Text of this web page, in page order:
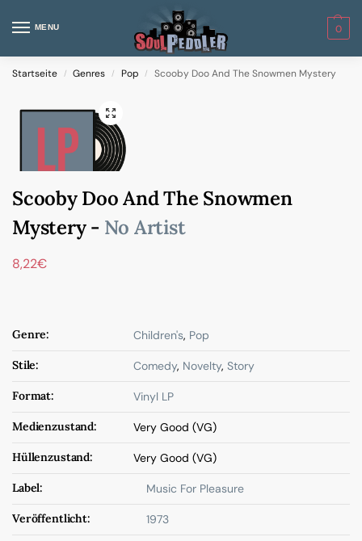
MENU 0
Startseite / Genres / Pop / Scooby Doo And The Snowmen Mystery
Scooby Doo And The Snowmen
Mystery - No Artist
8,22€
Genre: Children's, Pop
Stile: Comedy, Novelty, Story
Format: Vinyl LP
Medienzustand: Very Good (VG)
Hüllenzustand: Very Good (VG)
Label: Music For Pleasure
Veröffentlicht: 1973